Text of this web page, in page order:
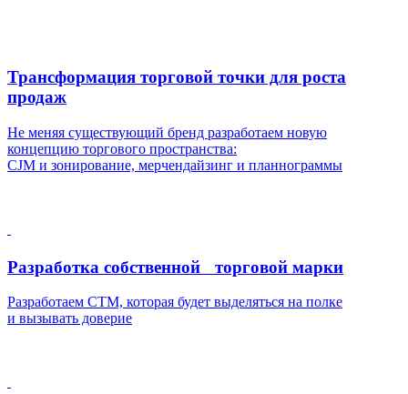
Трансформация торговой точки для роста
продаж
Не меняя существующий бренд разработаем новую
концепцию торгового пространства:
CJM и зонирование, мерчендайзинг и планнограммы
Разработка собственной торговой марки
Разработаем СТМ, которая будет выделяться на полке
и вызывать доверие